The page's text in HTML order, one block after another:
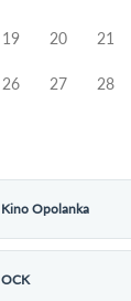
19 20 21
26 27 28
Kino Opolanka
OCK